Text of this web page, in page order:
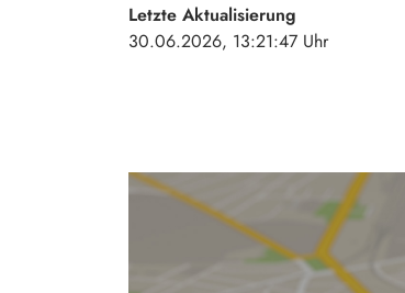
Letzte Aktualisierung
30.06.2026, 13:21:47 Uhr